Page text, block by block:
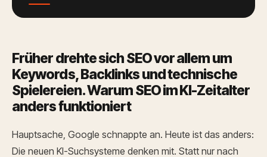
Früher drehte sich SEO vor allem um
Keywords, Backlinks und technische
Spielereien. Warum SEO im KI-Zeitalter
anders funktioniert
Hauptsache, Google schnappte an. Heute ist das anders:
Die neuen KI-Suchsysteme denken mit. Statt nur nach